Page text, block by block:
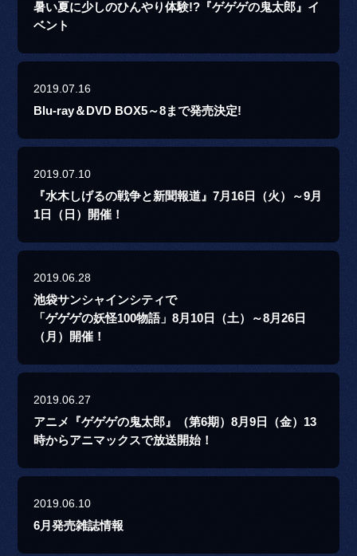
暑い夏に少しのひんやり体験!?『ゲゲゲの鬼太郎』イ
ベント
2019.07.16
Blu-ray＆DVD BOX5～8まで発売決定!
2019.07.10
『水木しげるの戦争と新聞報道』7月16日（火）～9月
1日（日）開催！
2019.06.28
池袋サンシャインシティで
「ゲゲゲの妖怪100物語」8月10日（土）～8月26日
（月）開催！
2019.06.27
アニメ『ゲゲゲの鬼太郎』（第6期）8月9日（金）13
時からアニマックスで放送開始！
2019.06.10
6月発売雑誌情報